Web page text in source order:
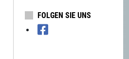
FOLGEN SIE UNS